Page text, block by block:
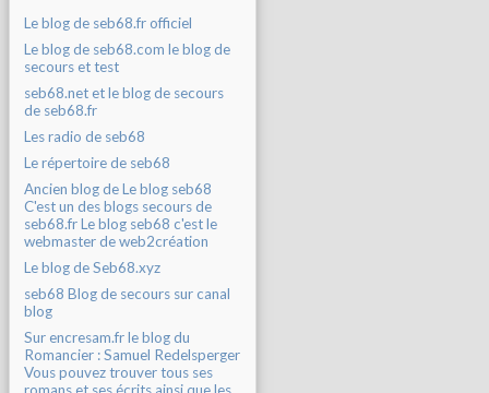
Le blog de seb68.fr officiel
Le blog de seb68.com le blog de
secours et test
seb68.net et le blog de secours
de seb68.fr
Les radio de seb68
Le répertoire de seb68
Ancien blog de Le blog seb68
C'est un des blogs secours de
seb68.fr Le blog seb68 c'est le
webmaster de web2création
Le blog de Seb68.xyz
seb68 Blog de secours sur canal
blog
Sur encresam.fr le blog du
Romancier : Samuel Redelsperger
Vous pouvez trouver tous ses